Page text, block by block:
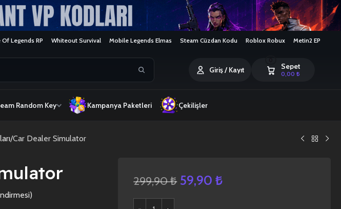
Of Legends RP Whiteout Survival Mobile Legends Elmas Steam Cüzdan Kodu Roblox Robux Metin2 EP
Giriş / Kayıt Sepet
0,00₺
Random Key Kampanya Paketleri Çekilişler
Car Dealer Simulator
299,90₺ 59,90₺